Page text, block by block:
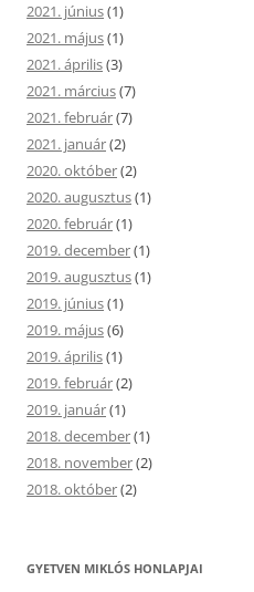
2021. június(1)
2021. május(1)
2021. április(3)
2021. március(7)
2021. február(7)
2021. január(2)
2020. október(2)
2020. augusztus(1)
2020. február(1)
2019. december(1)
2019. augusztus(1)
2019. június(1)
2019. május(6)
2019. április(1)
2019. február(2)
2019. január(1)
2018. december(1)
2018. november(2)
2018. október(2)
GYETVEN MIKLÓS HONLAPJAI